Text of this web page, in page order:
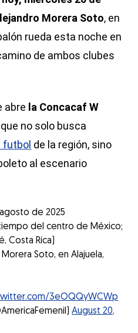
Morera Soto, en
rueda esta noche en
de ambos clubes
abre la Concacaf W
no solo busca
futbol de la región, sino
al escenario
de 2025
del centro de México;
Costa Rica)
Soto, en Alajuela,
3eOQQyWCWp
August 20,